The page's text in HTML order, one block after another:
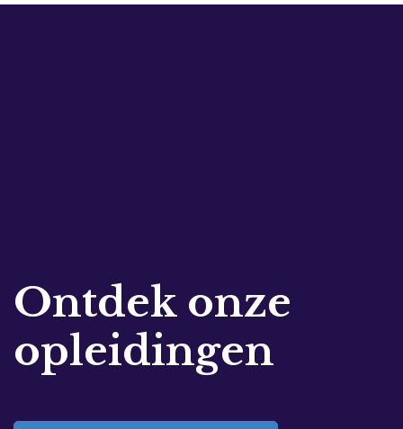
Ontdek onze
opleidingen